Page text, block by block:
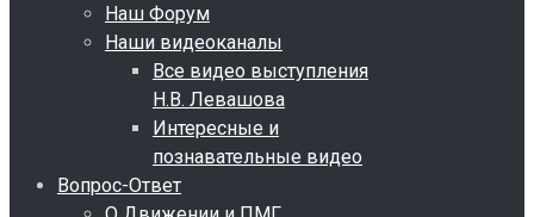
Наш Форум
Наши видеоканалы
Все видео выступления
Н.В. Левашова
Интересные и
познавательные видео
Вопрос-Ответ